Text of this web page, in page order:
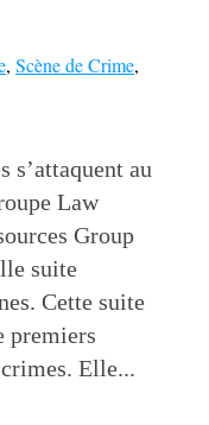
, Scène de Crime,
s’attaquent au
Law
Group
suite
Cette suite
premiers
Elle...